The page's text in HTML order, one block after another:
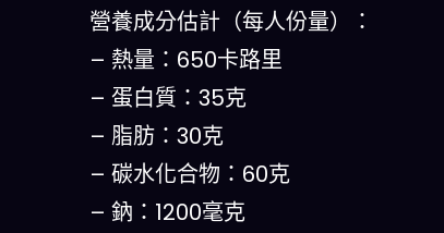
營養成分估計（每人份量）：
– 熱量：650卡路里
– 蛋白質：35克
– 脂肪：30克
– 碳水化合物：60克
– 鈉：1200毫克